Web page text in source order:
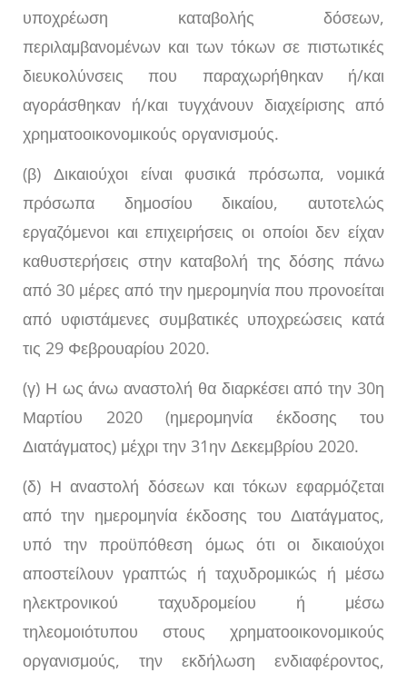
υποχρέωση καταβολής δόσεων,
περιλαμβανομένων και των τόκων σε πιστωτικές
διευκολύνσεις που παραχωρήθηκαν ή/και
αγοράσθηκαν ή/και τυγχάνουν διαχείρισης από
χρηματοοικονομικούς οργανισμούς.
(β) Δικαιούχοι είναι φυσικά πρόσωπα, νομικά
πρόσωπα δημοσίου δικαίου, αυτοτελώς
εργαζόμενοι και επιχειρήσεις οι οποίοι δεν είχαν
καθυστερήσεις στην καταβολή της δόσης πάνω
από 30 μέρες από την ημερομηνία που προνοείται
από υφιστάμενες συμβατικές υποχρεώσεις κατά
τις 29 Φεβρουαρίου 2020.
(γ) Η ως άνω αναστολή θα διαρκέσει από την 30η
Μαρτίου 2020 (ημερομηνία έκδοσης του
Διατάγματος) μέχρι την 31ην Δεκεμβρίου 2020.
(δ) Η αναστολή δόσεων και τόκων εφαρμόζεται
από την ημερομηνία έκδοσης του Διατάγματος,
υπό την προϋπόθεση όμως ότι οι δικαιούχοι
αποστείλουν γραπτώς ή ταχυδρομικώς ή μέσω
ηλεκτρονικού ταχυδρομείου ή μέσω
τηλεομοιότυπου στους χρηματοοικονομικούς
οργανισμούς, την εκδήλωση ενδιαφέροντος,